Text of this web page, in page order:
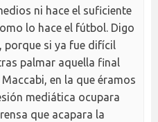
ni hace el suficiente
lo hace el fútbol. Digo
si ya fue difícil
palmar aquella final
en la que éramos
mediática ocupara
que acapara la